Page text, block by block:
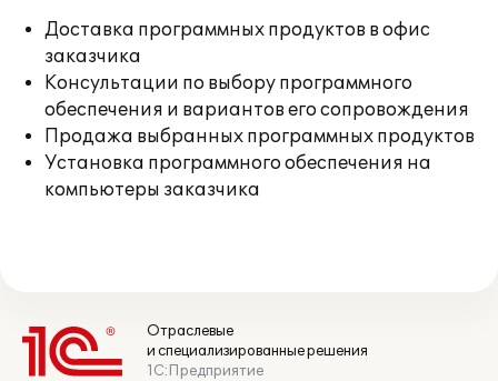
Доставка программных продуктов в офис
заказчика
Консультации по выбору программного
обеспечения и вариантов его сопровождения
Продажа выбранных программных продуктов
Установка программного обеспечения на
компьютеры заказчика
Отраслевые
и специализированные решения
1С:Предприятие